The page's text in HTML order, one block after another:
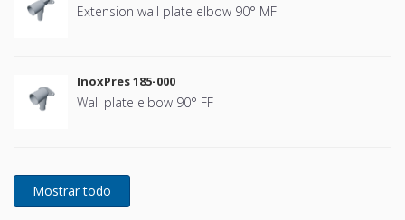
Extension wall plate elbow 90° MF
InoxPres 185-000
Wall plate elbow 90° FF